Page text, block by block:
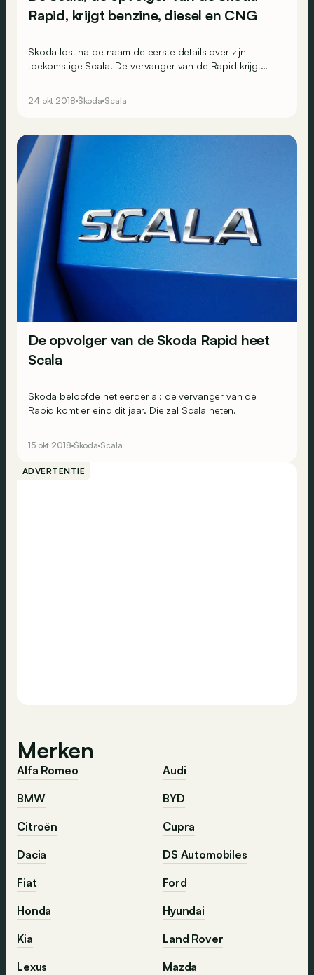
Rapid, krijgt benzine, diesel en CNG
Skoda lost na de naam de eerste details over zijn
toekomstige Scala. De vervanger van de Rapid krijgt
op aardgas.
24 okt 2018 Škoda Scala
De opvolger van de Skoda Rapid heet
Scala
Skoda beloofde het eerder al: de vervanger van de
Rapid komt er eind dit jaar. Die zal Scala heten.
15 okt 2018 Škoda Scala
ADVERTENTIE
Merken
Alfa Romeo
Audi
BMW
BYD
Citroën
Cupra
Dacia
DS Automobiles
Fiat
Ford
Honda
Hyundai
Kia
Land Rover
Lexus
Mazda